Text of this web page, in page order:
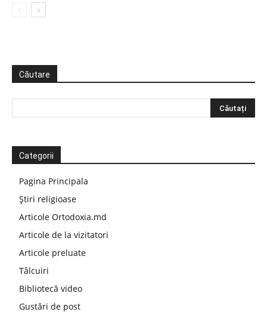
Căutare
Categorii
Pagina Principala
Știri religioase
Articole Ortodoxia.md
Articole de la vizitatori
Articole preluate
Tâlcuiri
Bibliotecă video
Gustări de post